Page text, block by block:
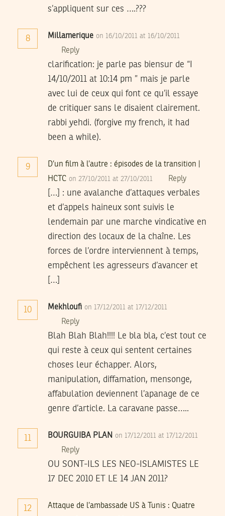
s’appliquent sur ces ….???
8 Millamerique on 16/10/2011 at 16/10/2011
Reply
clarification: je parle pas biensur de “I
14/10/2011 at 10:14 pm ” mais je parle
avec lui de ceux qui font ce qu’il essaye
de critiquer sans le disaient clairement.
rabbi yehdi. (forgive my french, it had
been a while).
9
D’un film à l’autre : épisodes de la transition |
HCTC on 27/10/2011 at 27/10/2011 Reply
[…] : une avalanche d’attaques verbales
et d’appels haineux sont suivis le
lendemain par une marche vindicative en
direction des locaux de la chaîne. Les
forces de l’ordre interviennent à temps,
empêchent les agresseurs d’avancer et
[…]
10 Mekhloufi on 17/12/2011 at 17/12/2011
Reply
Blah Blah Blah!!!! Le bla bla, c’est tout ce
qui reste à ceux qui sentent certaines
choses leur échapper. Alors,
manipulation, diffamation, mensonge,
affabulation deviennent l’apanage de ce
genre d’article. La caravane passe…..
11 BOURGUIBA PLAN on 17/12/2011 at 17/12/2011
Reply
OU SONT-ILS LES NEO-ISLAMISTES LE
17 DEC 2010 ET LE 14 JAN 2011?
12
Attaque de l’ambassade US à Tunis : Quatre